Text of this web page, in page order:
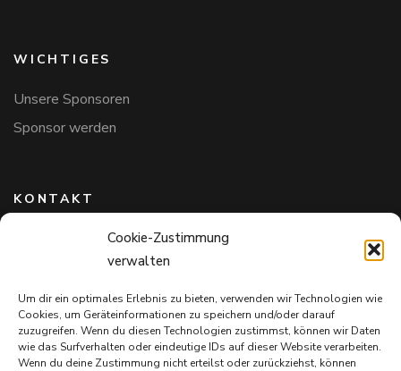
Cookie-Zustimmung
verwalten
Um dir ein optimales Erlebnis zu bieten, verwenden wir Technologien wie
Cookies, um Geräteinformationen zu speichern und/oder darauf
zuzugreifen. Wenn du diesen Technologien zustimmst, können wir Daten
wie das Surfverhalten oder eindeutige IDs auf dieser Website verarbeiten.
Wenn du deine Zustimmung nicht erteilst oder zurückziehst, können
WICHTIGES
Unsere Sponsoren
Sponsor werden
KONTAKT
Hundefreunde in Bayern e.V.
Markus Willi Ebert
97711 Maßbach
+49 172 85 64 937
Hundefreundeinbayern@web.de